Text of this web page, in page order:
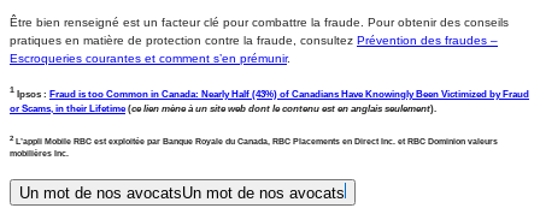
Être bien renseigné est un facteur clé pour combattre la fraude. Pour obtenir des conseils
pratiques en matière de protection contre la fraude, consultez Prévention des fraudes –
Escroqueries courantes et comment s’en prémunir.
1 Ipsos : Fraud is too Common in Canada: Nearly Half (43%) of Canadians Have Knowingly Been Victimized by Fraud
or Scams, in their Lifetime(ce lien mène à un site web dont le contenu est en anglais seulement).
2 L’appli Mobile RBC est exploitée par Banque Royale du Canada, RBC Placements en Direct Inc. et RBC Dominion valeurs
mobilières Inc.
Un mot de nos avocatsUn mot de nos avocats